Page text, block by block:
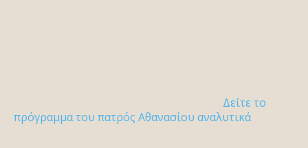
Δείτε το
πρόγραμμα του πατρός Αθανασίου αναλυτικά